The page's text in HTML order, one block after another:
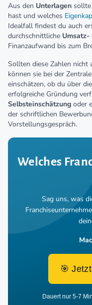
Aus den Unterlagen
hast und welches
Idealfall findest du auch
durchschnittliche Umsatz-
Finanzaufwand bis zum
Sollten diese Zahlen nicht
können sie bei der
einschätzen, ob du über
erfolgreiche Gründung
Selbsteinschätzung oder
der schriftlichen
Vorstellungsgespräch.
Welches
Sag uns, was
🎯
Dauert nur 5-7